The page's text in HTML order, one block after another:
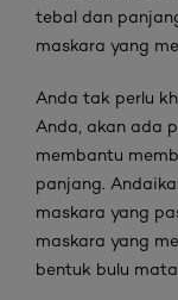
tebal dan
maskara yang
Anda tak perlu
Anda, akan ada
membantu
panjang.
maskara yang
maskara yang
bentuk bulu